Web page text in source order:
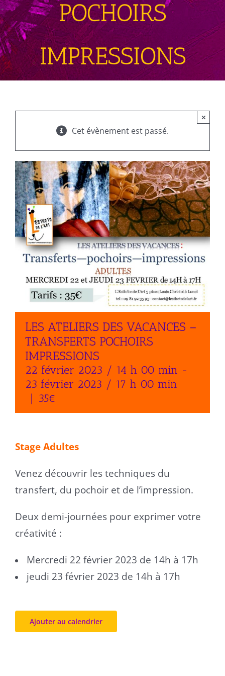
POCHOIRS
IMPRESSIONS
Cet évènement est passé.
×
LES ATELIERS DES VACANCES –
TRANSFERTS POCHOIRS
IMPRESSIONS
22 février 2023 / 14 h 00 min -
23 février 2023 / 17 h 00 min
| 35€
Stage Adultes
Venez découvrir les techniques du
transfert, du pochoir et de l’impression.
Deux demi-journées pour exprimer votre
créativité :
Mercredi 22 février 2023 de 14h à 17h
jeudi 23 février 2023 de 14h à 17h
Ajouter au calendrier